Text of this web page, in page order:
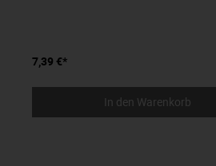
7,39 €*
In den Warenkorb